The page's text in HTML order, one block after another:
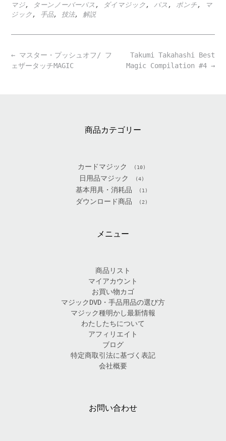
マジ, ターンノーバーパス , ダイマジック , パス , ポンチ,
マ
ジック , 手品, 技法, 解説
Post
navigation
Takumi Takahashi Best
Magic Compilation #4 →
← マスター・プッシュオフ/ フ
ェザータッチMAGIC
商品カテゴリー
カードマジック (10)
日用品マジック (4)
基本用具・消耗品 (1)
ダウンロード商品 (2)
メニュー
商品リスト
マイアカウント
お買い物カゴ
マジックDVD・手品用品の選び方
マジック種明かし最新情報
わたしたちについて
アフィリエイト
ブログ
特定商取引法に基づく表記
会社概要
お問い合わせ